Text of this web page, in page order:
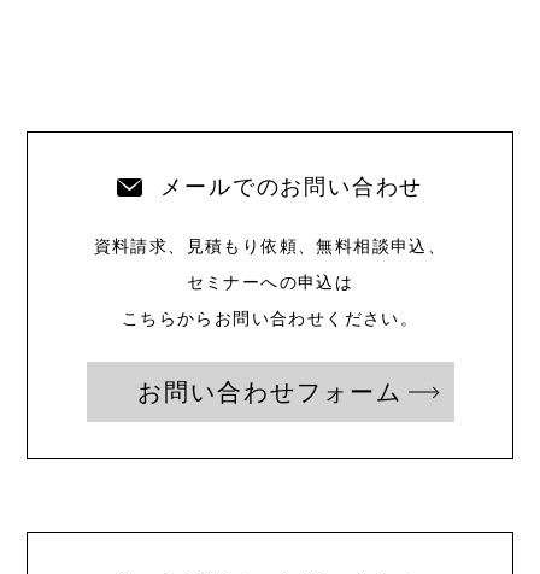
メールでのお問い合わせ
資料請求、見積もり依頼、無料相談申込、
セミナーへの申込は
こちらからお問い合わせください。
お問い合わせフォーム